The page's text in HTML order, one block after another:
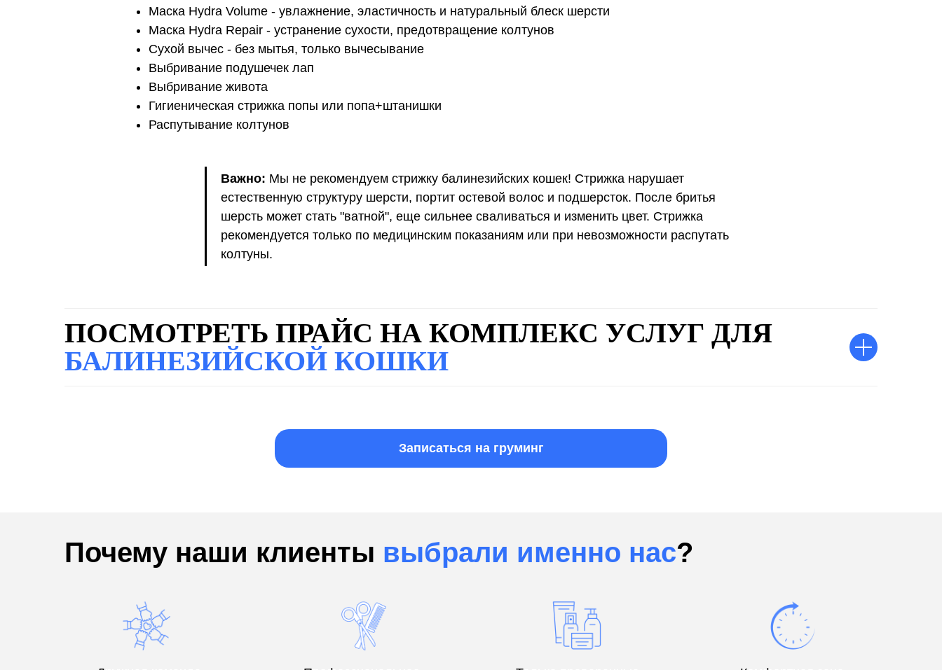
Маска Hydra Volume - увлажнение, эластичность и натуральный блеск шерсти
Маска Hydra Repair - устранение сухости, предотвращение колтунов
Сухой вычес - без мытья, только вычесывание
Выбривание подушечек лап
Выбривание живота
Гигиеническая стрижка попы или попа+штанишки
Распутывание колтунов
Важно: Мы не рекомендуем стрижку балинезийских кошек! Стрижка нарушает
естественную структуру шерсти, портит остевой волос и подшерсток. После бритья
шерсть может стать "ватной", еще сильнее сваливаться и изменить цвет. Стрижка
рекомендуется только по медицинским показаниям или при невозможности распутать
колтуны.
ПОСМОТРЕТЬ ПРАЙС НА КОМПЛЕКС УСЛУГ ДЛЯ
БАЛИНЕЗИЙСКОЙ КОШКИ
Записаться на груминг
Почему наши клиенты выбрали именно нас?